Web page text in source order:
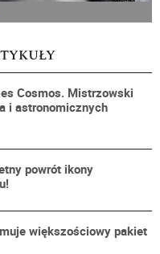
Cosmos. Mistrzowski
i astronomicznych
powrót ikony
większościowy pakiet